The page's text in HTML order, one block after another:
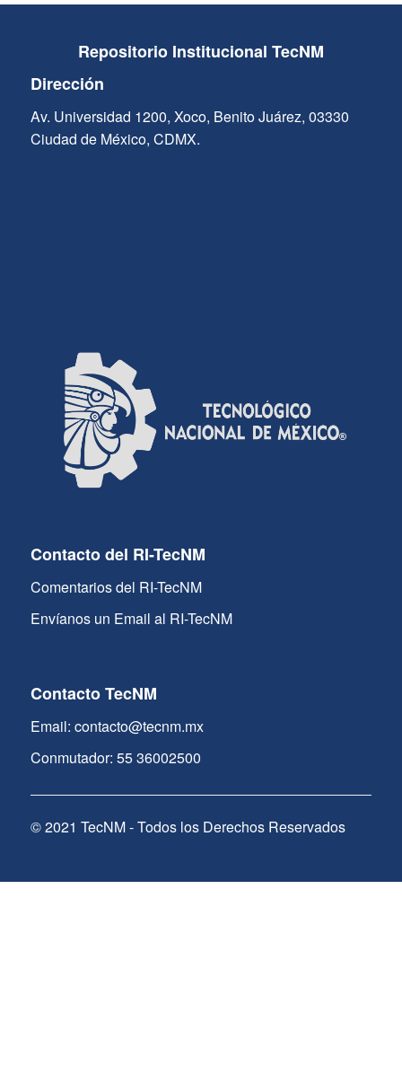
Repositorio Institucional TecNM
Dirección
Av. Universidad 1200, Xoco, Benito Juárez, 03330
Ciudad de México, CDMX.
Contacto del RI-TecNM
Comentarios del RI-TecNM
Envíanos un Email al RI-TecNM
Contacto TecNM
Email: contacto@tecnm.mx
Conmutador: 55 36002500
© 2021 TecNM - Todos los Derechos Reservados